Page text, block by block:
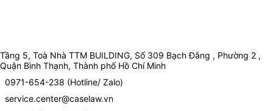
Tầng 5, Toà Nhà TTM BUILDING, Số 309 Bạch Đằng , Phường 2 ,
Quận Bình Thạnh, Thành phố Hồ Chí Minh
0971-654-238 (Hotline/ Zalo)
service.center@caselaw.vn